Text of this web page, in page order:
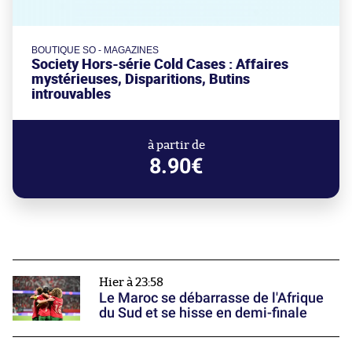
BOUTIQUE SO - MAGAZINES
Society Hors-série Cold Cases : Affaires
mystérieuses, Disparitions, Butins
introuvables
à partir de
8.90€
Hier à 23:58
Le Maroc se débarrasse de l'Afrique
du Sud et se hisse en demi-finale